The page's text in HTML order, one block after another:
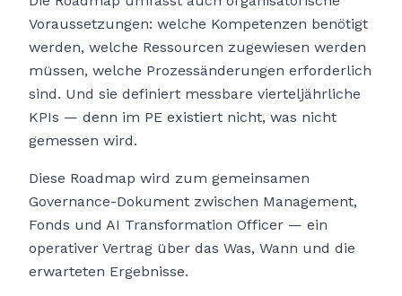
Voraussetzungen: welche Kompetenzen benötigt
werden, welche Ressourcen zugewiesen werden
müssen, welche Prozessänderungen erforderlich
sind. Und sie definiert messbare vierteljährliche
KPIs — denn im PE existiert nicht, was nicht
gemessen wird.
Diese Roadmap wird zum gemeinsamen
Governance-Dokument zwischen Management,
Fonds und AI Transformation Officer — ein
operativer Vertrag über das Was, Wann und die
erwarteten Ergebnisse.